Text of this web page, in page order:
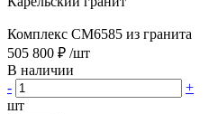
Комплекс CM6585 из гранита
505 800 ₽ /шт
В наличии
-
+
шт